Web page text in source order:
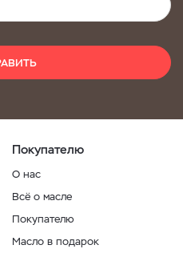
Покупателю
О нас
Всё о масле
Покупателю
Масло в подарок